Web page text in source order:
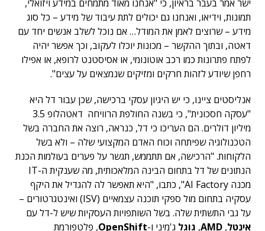
ישר אמר בעבר בראיון, כי "אנחנו מאוד מתמחים במידע ויזואלי,
תמונות, וידיאו, ואנחנו גם יכולים לתת עיבוד של מידע – כל סוג
מידע – שרוצים לאמן את המודל… אם נוכל לשלב אנשים יחד עם
דאטה, ובתוך ההקשר – מכונות יוכלו לעקוב, וכך אפשר יהיה
לפתח פתרונות כמו רכב אוטונומי, או אסיסטנט לרופא, או אפילו
רחפן שיודע לזהות חרקים ומזיקים שנמצאים על עצים".
אנליסטים ציינו, כי יש היגיון עסקי ברכישה, שכן עבור דל היא
"עסקה חסכונית", כי בשנה החולפת הרוויחה דאטהלופ 3.5
מיליון דולרים. הם העריכו כי דל, כנראה, רוצה את החברה בשל
הטכנולוגיה שפיתחה וכוח האדם המקצועי שלה – ולא בשל
הלקוחות. "הרכישה, אם תתממש, תגשר על פערים בעולמות הכנת
הנתונים של דל בתחום הבינה המלאכותית, מה שענקית ה-IT
מכנה AI Factory", כתבו, "היא תאפשר לה להגדיל את היקף
עסקיה בתחום מול ספקי תוכנה עצמאיים (ISV) ואינטגרטורים –
על גבי התשתית שלה. בשל השותפויות העסקיות שיש ל-דל עם
אינטל,
AMD
, גוגל ג'מיני ו-OpenShift, פלטפורמת